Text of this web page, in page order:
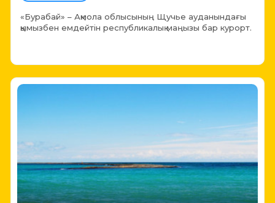
«Бурабай» – Ақмола облысының Щучье ауданындағы
қымызбен емдейтін республикалық маңызы бар курорт.